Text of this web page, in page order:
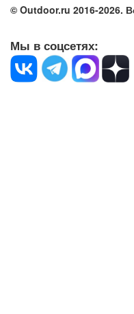
© Outdoor.ru 2016-2026.
Мы в соцсетях: